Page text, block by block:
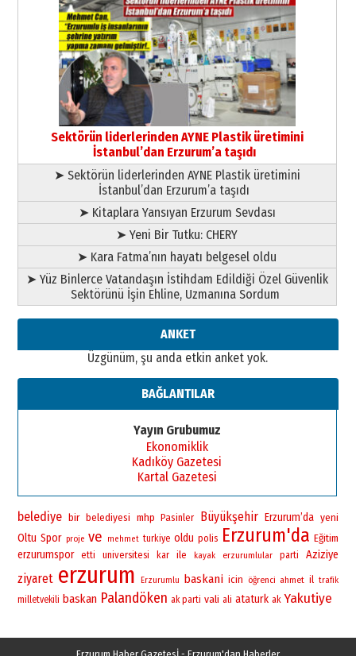
Cem Bakırcı
Ardında bıraktığı hatıralarıyla
gönül adamı Faruk Terzioğlu!
13 Mayıs 2026 Çarşamba
Esat BİNDESEN
Başkan Sekmen’den Erzurum’a
bir vizyon proje daha!
02 Ağustos 2026 Pazar
Sektörün liderlerinden AYNE Plastik üretimini
İstanbul’dan Erzurum’a taşıdı
➤ Sektörün liderlerinden AYNE Plastik üretimini
İstanbul’dan Erzurum’a taşıdı
➤ Kitaplara Yansıyan Erzurum Sevdası
➤ Yeni Bir Tutku: CHERY
➤ Kara Fatma’nın hayatı belgesel oldu
➤ Yüz Binlerce Vatandaşın İstihdam Edildiği Özel Güvenlik
Sektörünü İşin Ehline, Uzmanına Sordum
ANKET
Üzgünüm, şu anda etkin anket yok.
BAĞLANTILAR
Yayın Grubumuz
Ekonomiklik
Kadıköy Gazetesi
Kartal Gazetesi
belediye bir belediyesi mhp Pasinler Büyükşehir Erzurum’da yeni
Oltu Spor proje ve mehmet turkiye oldu polis Erzurum'da Eğitim
erzurumspor etti universitesi kar ile kayak erzurumlular parti Aziziye
ziyaret erzurum Erzurumlu baskani icin öğrenci ahmet il trafik
milletvekili baskan Palandöken ak parti vali ali ataturk ak Yakutiye